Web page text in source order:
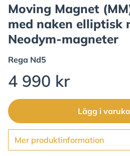
Moving Magnet
med naken elliptisk
Neodym-magneter
Rega Nd5
4 990 kr
Lägg i
Gå till
Mer produktinformation